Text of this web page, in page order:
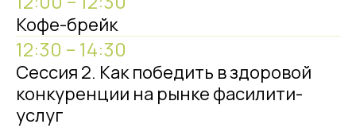
Кофе-брейк
12:30 – 14:30
Сессия 2. Как победить в здоровой
конкуренции на рынке фасилити-
услуг